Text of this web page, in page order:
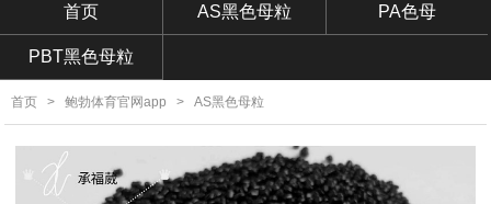
首页 AS黑色母粒 PA色母
PBT黑色母粒
首页 > 鲍勃体育官网app > AS黑色母粒